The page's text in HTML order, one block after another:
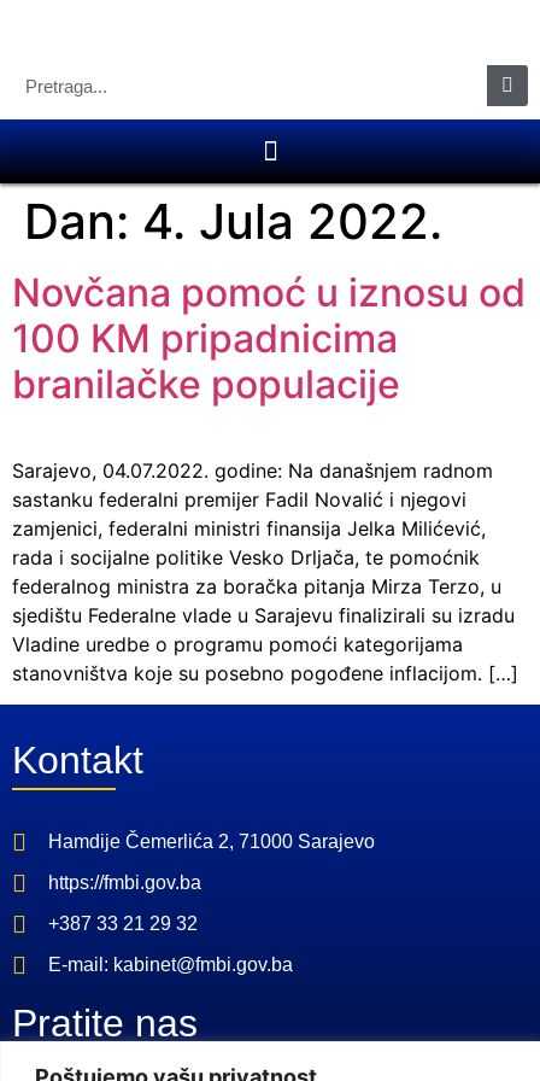
Dan: 4. Jula 2022.
Novčana pomoć u iznosu od
100 KM pripadnicima
branilačke populacije
Sarajevo, 04.07.2022. godine: Na današnjem radnom
sastanku federalni premijer Fadil Novalić i njegovi
zamjenici, federalni ministri finansija Jelka Milićević,
rada i socijalne politike Vesko Drljača, te pomoćnik
federalnog ministra za boračka pitanja Mirza Terzo, u
sjedištu Federalne vlade u Sarajevu finalizirali su izradu
Vladine uredbe o programu pomoći kategorijama
stanovništva koje su posebno pogođene inflacijom. […]
Kontakt
Hamdije Čemerlića 2, 71000 Sarajevo
https://fmbi.gov.ba
+387 33 21 29 32
E-mail: kabinet@fmbi.gov.ba
Pratite nas